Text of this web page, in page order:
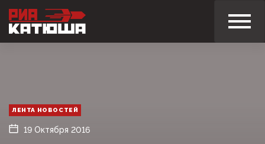
ЛЕНТА НОВОСТЕЙ
19 Октября 2016